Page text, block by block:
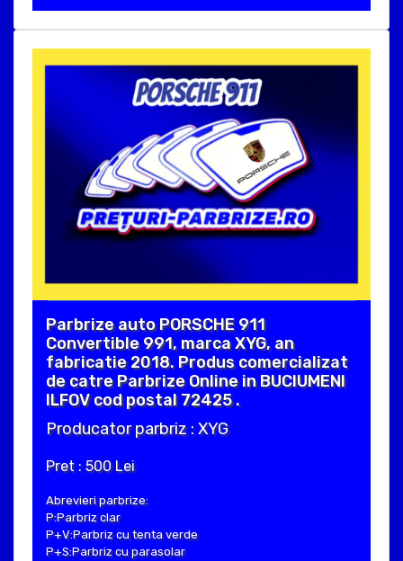
Parbrize auto PORSCHE 911
Convertible 991, marca XYG, an
fabricatie 2018. Produs comercializat
de catre Parbrize Online in BUCIUMENI
ILFOV cod postal 72425 .
Producator parbriz : XYG
Pret : 500 Lei
Abrevieri parbrize:
P:Parbriz clar
P+V:Parbriz cu tenta verde
P+S:Parbriz cu parasolar